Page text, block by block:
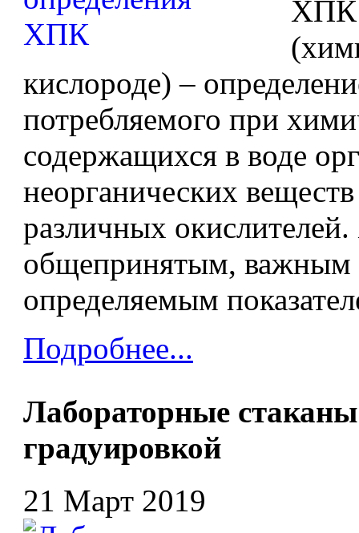
ХПК
кислороде) –
потребляемого при
содержащихся в воде
неорганических
различных
общепринятым, важным
определяемым
Подробнее...
Лабораторные
градуировкой
21 Март 2019